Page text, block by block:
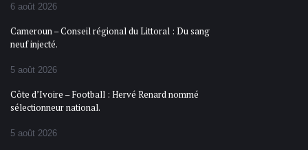
6 août 2026
Cameroun – Conseil régional du Littoral : Du sang
neuf injecté.
5 août 2026
Côte d’Ivoire – Football : Hervé Renard nommé
sélectionneur national.
5 août 2026